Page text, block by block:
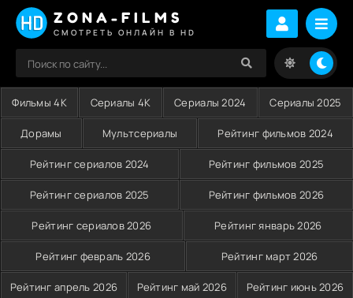
ZONA-FILMS
СМОТРЕТЬ ОНЛАЙН В HD
Фильмы 4K Сериалы 4K Сериалы 2024 Сериалы 2025
Дорамы Мультсериалы Рейтинг фильмов 2024
Рейтинг сериалов 2024 Рейтинг фильмов 2025
Рейтинг сериалов 2025 Рейтинг фильмов 2026
Рейтинг сериалов 2026 Рейтинг январь 2026
Рейтинг февраль 2026 Рейтинг март 2026
Рейтинг апрель 2026 Рейтинг май 2026 Рейтинг июнь 2026